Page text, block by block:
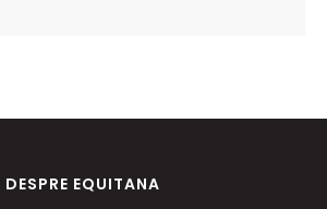
DESPRE EQUITANA